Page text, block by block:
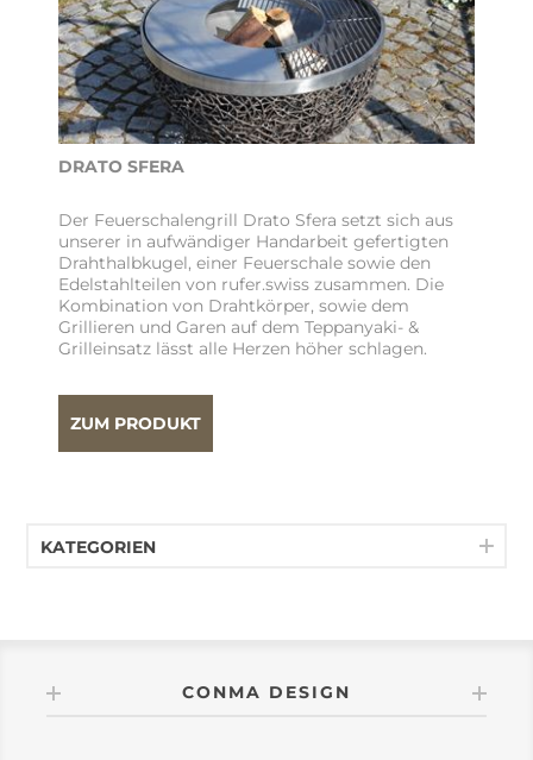
DRATO SFERA
Der Feuerschalengrill Drato Sfera setzt sich aus
unserer in aufwändiger Handarbeit gefertigten
Drahthalbkugel, einer Feuerschale sowie den
Edelstahlteilen von rufer.swiss zusammen. Die
Kombination von Drahtkörper, sowie dem
Grillieren und Garen auf dem Teppanyaki- &
Grilleinsatz lässt alle Herzen höher schlagen.
ZUM PRODUKT
KATEGORIEN
CONMA DESIGN